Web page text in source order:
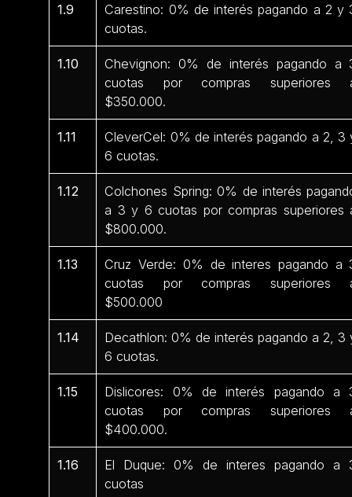
1.9
Carestino: 0% de interés pagando a 2 y
cuotas.
1.10
Chevignon: 0% de interés pagando a
cuotas por compras superiores
$350.000.
1.11
CleverCel: 0% de interés pagando a 2, 3
6 cuotas.
1.12
Colchones Spring: 0% de interés
a 3 y 6 cuotas por compras superiores
$800.000.
1.13
Cruz Verde: 0% de interes pagando a
cuotas por compras superiores
$500.000
1.14
Decathlon: 0% de interés pagando a 2, 3
6 cuotas.
1.15
Dislicores: 0% de interés pagando a
cuotas por compras superiores
$400.000.
1.16
El Duque: 0% de interes pagando a
cuotas